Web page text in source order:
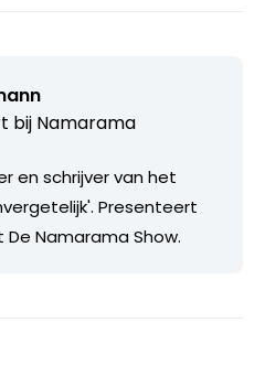
bij Namarama
en schrijver van het
Presenteert
Namarama Show.